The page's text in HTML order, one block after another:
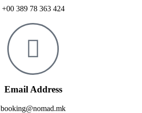
+00 389 78 363 424
Email Address
booking@nomad.mk